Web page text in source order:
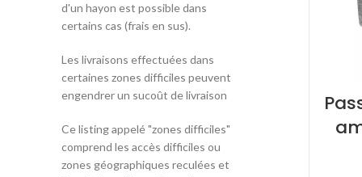
d'un hayon est possible dans
certains cas (frais en sus).
Les livraisons effectuées dans
certaines zones difficiles peuvent
engendrer un sucoût de livraison
Ce listing appelé "zones difficiles"
comprend les accès difficiles ou
zones géographiques reculées et